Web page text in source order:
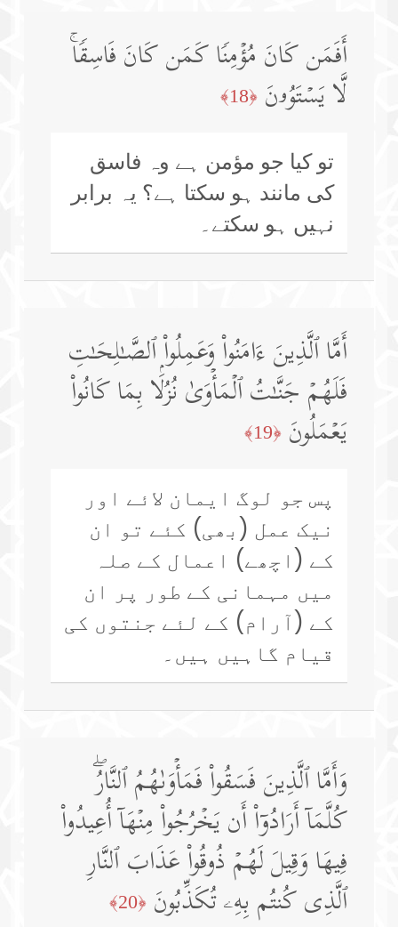
أَفَمَن كَانَ مُؤۡمِنࣰا كَمَن كَانَ فَاسِقࣰاۚ
لَّا یَسۡتَوُۥنَ ﴿18﴾
تو کیا جو مؤمن ہے وہ فاسق
کی مانند ہو سکتا ہے؟ یہ برابر
نہیں ہو سکتے۔
أَمَّا ٱلَّذِینَ ءَامَنُوا۟ وَعَمِلُوا۟ ٱلصَّـٰلِحَـٰتِ
فَلَهُمۡ جَنَّـٰتُ ٱلۡمَأۡوَىٰ نُزُلَۢا بِمَا كَانُوا۟
یَعۡمَلُونَ ﴿19﴾
پس جو لوگ ایمان لائے اور
نیک عمل (بھی) کئے تو ان
کے (اچھے) اعمال کے صلہ
میں مہمانی کے طور پر ان
کے (آرام) کے لئے جنتوں کی
قیام گاہیں ہیں۔
وَأَمَّا ٱلَّذِینَ فَسَقُوا۟ فَمَأۡوَىٰهُمُ ٱلنَّارُۖ
كُلَّمَاۤ أَرَادُوۤا۟ أَن یَخۡرُجُوا۟ مِنۡهَاۤ أُعِیدُوا۟
فِیهَا وَقِیلَ لَهُمۡ ذُوقُوا۟ عَذَابَ ٱلنَّارِ
ٱلَّذِی كُنتُم بِهِۦ تُكَذِّبُونَ ﴿20﴾